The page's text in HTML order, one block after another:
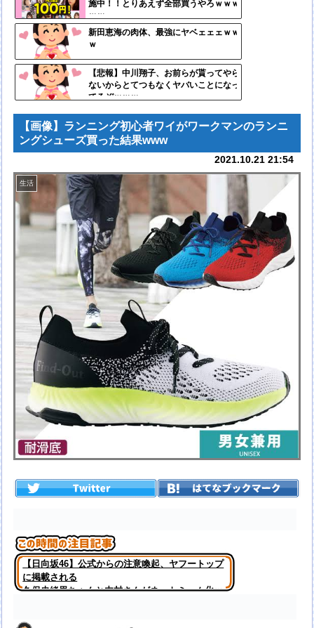
施中！！とりあえず全部買うやろｗｗｗ
ｗｗ
新田恵海の肉体、最強にヤベェェェｗｗ
ｗ
【悲報】中川翔子、お前らが貰ってやら
ないからとてつもなくヤバいことになっ
てるぞｗｗｗ
ンク
ツー
【画像】ランニング初心者ワイがワークマンのランニ
ングシューズ買った結果www
2021.10.21 21:54
生活
【日向坂46】公式からの注意喚起、ヤフートップ
に掲載される
久保史緒里ちゃんと内村さんがネットミーム化ｗ